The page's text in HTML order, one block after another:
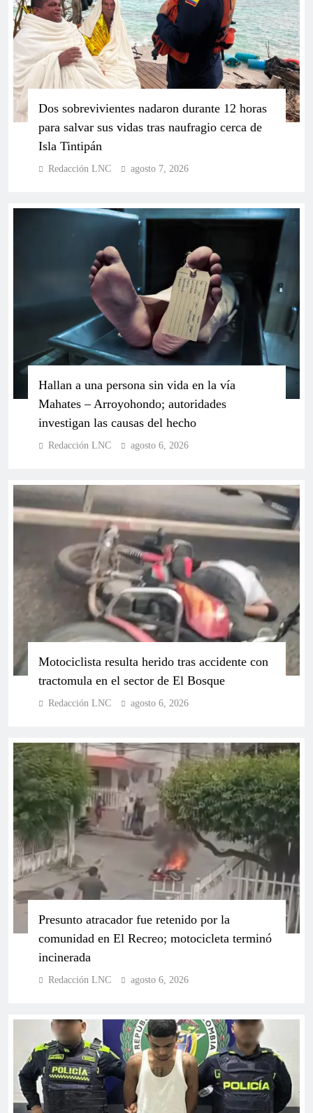
Gobernador Arana destaca avances históricos y
llama a la unidad en instalación de sesiones extras
“Los Nunca”: el movimiento popular y ciudadano
que busca transformar la conversación política en
Colombia
Presidente del Congreso hace llamado urgente a la
unidad y rechaza la polarización política
Mauricio Lizcano presenta su plan de gobierno
“F.A.M.I.L.I.A.” con medidas concretas en salud,
seguridad y economía
“Es un ataque contra la oposición”. Senador Enrique
Cabrales exige garantías tras vandalismo en sede de
campaña de Paloma Valencia en Cartagena
Dos sobrevivientes nadaron durante 12 horas
para salvar sus vidas tras naufragio cerca de
Isla Tintipán
Redacción LNC agosto 7, 2026
Hallan a una persona sin vida en la vía
Mahates – Arroyohondo; autoridades
investigan las causas del hecho
Redacción LNC agosto 6, 2026
Motociclista resulta herido tras accidente con
tractomula en el sector de El Bosque
Redacción LNC agosto 6, 2026
Presunto atracador fue retenido por la
comunidad en El Recreo; motocicleta terminó
incinerada
Redacción LNC agosto 6, 2026